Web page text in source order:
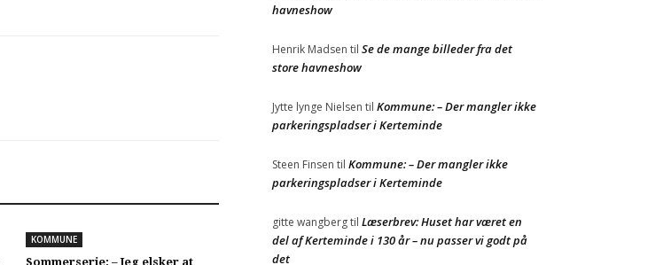
KOMMUNE
Sommerserie: – Jeg elsker at
havneshow
Henrik Madsen til Se de mange billeder fra det
store havneshow
Jytte lynge Nielsen til Kommune: – Der mangler ikke
parkeringspladser i Kerteminde
Steen Finsen til Kommune: – Der mangler ikke
parkeringspladser i Kerteminde
gitte wangbergtil Læserbrev: Huset har været en
del af Kerteminde i 130 år – nu passer vi godt på
det